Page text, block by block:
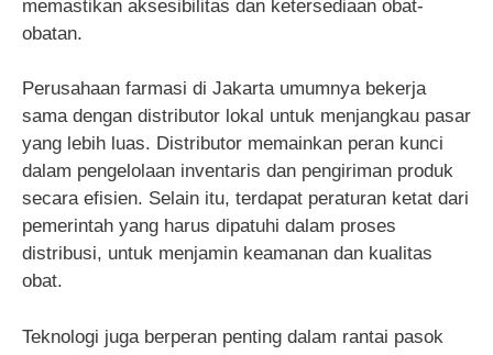
memastikan aksesibilitas dan ketersediaan obat-
obatan.
Perusahaan farmasi di Jakarta umumnya bekerja
sama dengan distributor lokal untuk menjangkau pasar
yang lebih luas. Distributor memainkan peran kunci
dalam pengelolaan inventaris dan pengiriman produk
secara efisien. Selain itu, terdapat peraturan ketat dari
pemerintah yang harus dipatuhi dalam proses
distribusi, untuk menjamin keamanan dan kualitas
obat.
Teknologi juga berperan penting dalam rantai pasok